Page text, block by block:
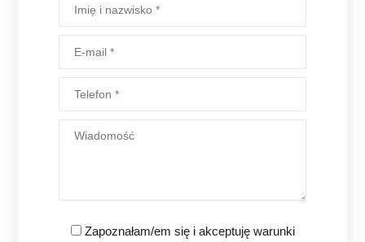
Zapoznałam/em się i akceptuję warunki